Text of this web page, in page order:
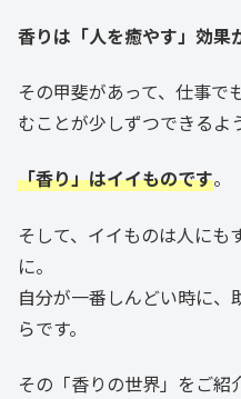
香りは「人を癒やす」効果
その甲斐があって、仕事で
むことが少しずつできるよ
「香り」はイイものです。
そして、イイものは人にも
に。
自分が一番しんどい時に、
らです。
その「香りの世界」をご紹